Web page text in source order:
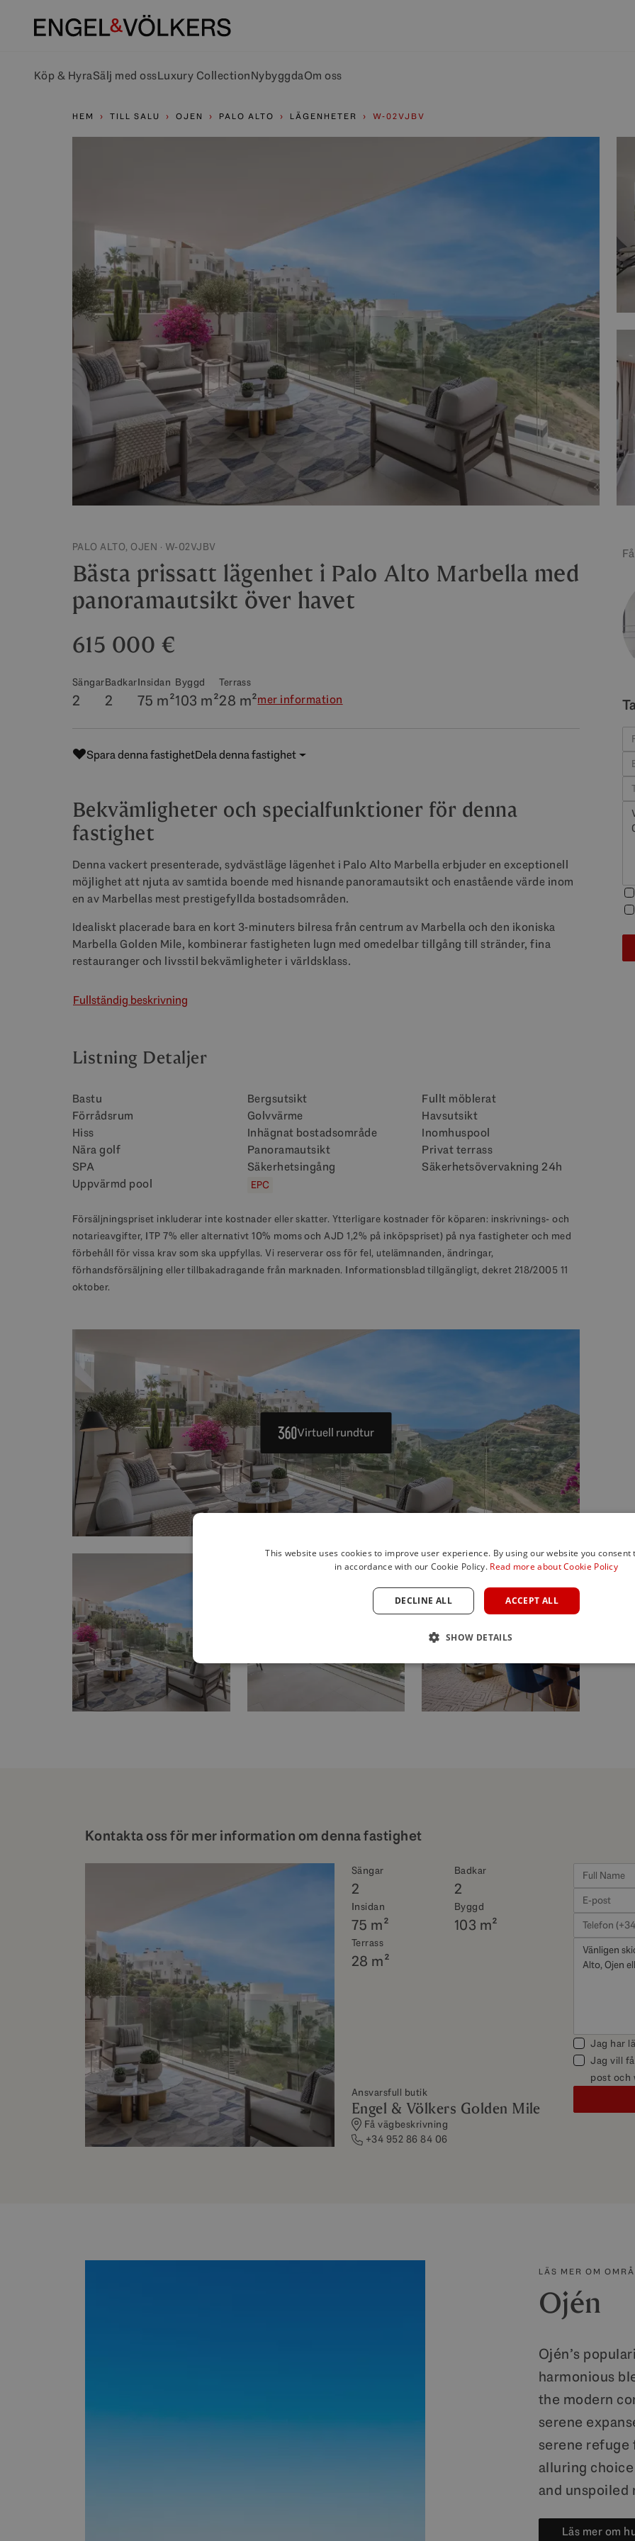
Köp & HyraSälj med ossLuxury CollectionNybyggdaOm oss
HEM TILL SALU OJEN PALO ALTO LÄGENHETER W-02VJBV
PALO ALTO, OJEN · W-02VJBV
Bästa prissatt lägenhet i Palo Alto Marbella med
panoramautsikt över havet
615 000 €
Sängar
2
Badkar
2
Insidan
75 m²
Byggd
103 m²
Terrass
28 m²mer information
Spara denna fastighetDela denna fastighet
Bekvämligheter och specialfunktioner för denna
fastighet
Denna vackert presenterade, sydvästläge lägenhet i Palo Alto Marbella erbjuder en exceptionell
möjlighet att njuta av samtida boende med hisnande panoramautsikt och enastående värde inom
en av Marbellas mest prestigefyllda bostadsområden.
Idealiskt placerade bara en kort 3-minuters bilresa från centrum av Marbella och den ikoniska
Marbella Golden Mile, kombinerar fastigheten lugn med omedelbar tillgång till stränder, fina
restauranger och livsstil bekvämligheter i världsklass.
Fullständig beskrivning
Listning Detaljer
Bastu Bergsutsikt
Fullt möblerat
Förrådsrum
Golvvärme
Havsutsikt
Hiss
Inhägnat bostadsområde
Inomhuspool
Nära golf
Panoramautsikt
Privat terrass
SPA
Säkerhetsingång
Säkerhetsövervakning 24h
Uppvärmd pool
EPC
Försäljningspriset inkluderar inte kostnader eller skatter. Ytterligare kostnader för köparen: inskrivnings- och
notarieavgifter, ITP 7% eller alternativt 10% moms och AJD 1,2% på inköpspriset) på nya fastigheter och med
förbehåll för vissa krav som ska uppfyllas. Vi reserverar oss för fel, utelämnanden, ändringar,
förhandsförsäljning eller tillbakadragande från marknaden. Informationsblad tillgängligt, dekret 218/2005 11
oktober.
Virtuell rundtur
35 Bilder
Kontakta oss för mer information om denna fastighet
Sängar
2
Badkar
2
Insidan
75 m²
Byggd
103 m²
Terrass
28 m²
Ansvarsfull butik
Engel & Völkers Golden Mile
Få vägbeskrivning
+34 952 86 84 06
Jag har
Jag vill
post och
LÄS MER OM
Ojén
Ojén’s
harmonious
the modern
serene
serene refuge
alluring
and unspoiled
Läs mer om
This website uses cookies to improve user experience. By using our website you consent
in accordance with our Cookie Policy. Read more about Cookie Policy
ACCEPT ALL
DECLINE ALL
SHOW DETAILS